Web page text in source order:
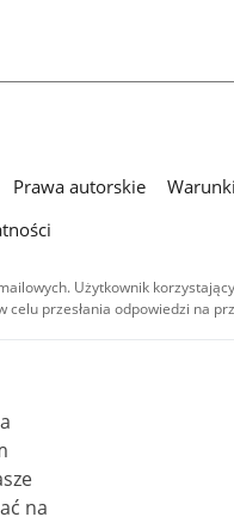
Prawa autorskie
Użytkownik
przesłania odpowiedzi na
audiowizualnych), są
- na tych samych
zdjęcia, materiały audio i wideo,
autorstwa użycie niekomercyjne -
stwierdzone inaczej.